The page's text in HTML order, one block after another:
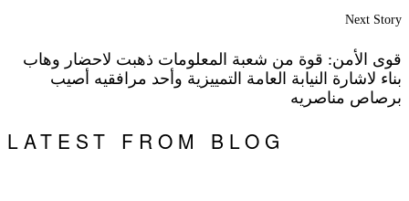
Next Story
قوى الأمن: قوة من شعبة المعلومات ذهبت لاحضار وهاب
بناء لاشارة النيابة العامة التمييزية وأحد مرافقيه أصيب
برصاص مناصريه
LATEST FROM BLOG